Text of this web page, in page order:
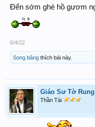
Đến sớm ghé hồ gươm
6/4/22
Song băng thích bài này.
Giáo Sư Tờ Rung
Thần Tài